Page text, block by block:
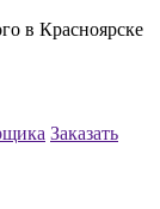
в Красноярске
Заказать